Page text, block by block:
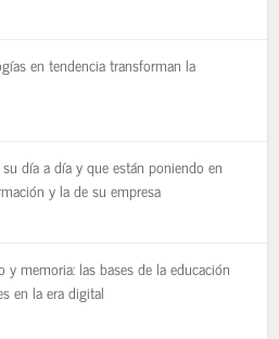
en tendencia transforman la
día a día y que están poniendo en
y la de su empresa
memoria: las bases de la educación
en la era digital